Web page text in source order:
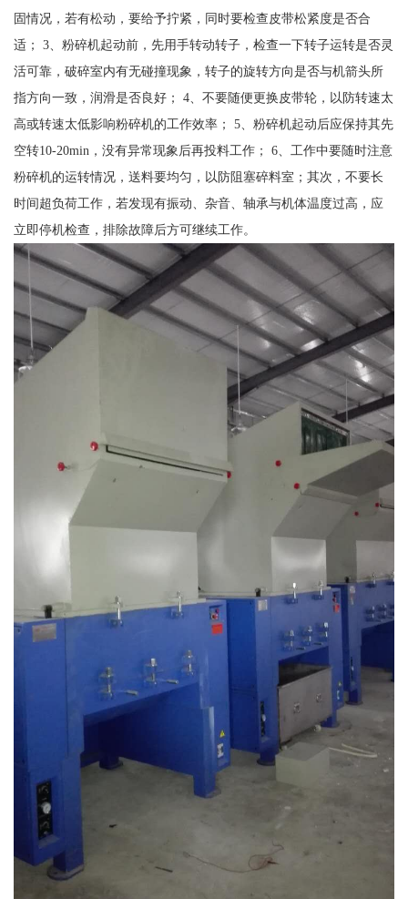
固情况，若有松动，要给予拧紧，同时要检查皮带松紧度是否合
适； 3、粉碎机起动前，先用手转动转子，检查一下转子运转是否灵
活可靠，破碎室内有无碰撞现象，转子的旋转方向是否与机箭头所
指方向一致，润滑是否良好； 4、不要随便更换皮带轮，以防转速太
高或转速太低影响粉碎机的工作效率； 5、粉碎机起动后应保持其先
空转10-20min，没有异常现象后再投料工作； 6、工作中要随时注意
粉碎机的运转情况，送料要均匀，以防阻塞碎料室；其次，不要长
时间超负荷工作，若发现有振动、杂音、轴承与机体温度过高，应
立即停机检查，排除故障后方可继续工作。